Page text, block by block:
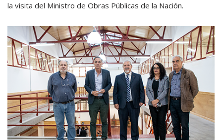
la visita del Ministro de Obras Públicas de la Nación.